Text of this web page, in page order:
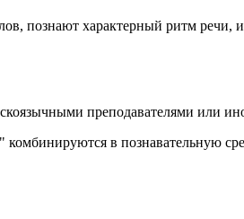
познают характерный ритм речи,
преподавателями или
в познавательную